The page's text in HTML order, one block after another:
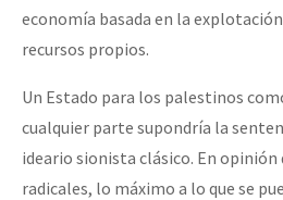
economía basada en la
recursos propios.
Un Estado para los palestinos
cualquier parte supondría la
ideario sionista clásico. En
radicales, lo máximo a lo que se